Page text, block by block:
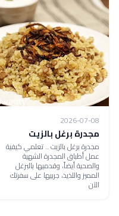
2026-07-08
مجدرة برغل بالزيت
مجدرة برغل بالزيت .. تعلمي كيفية
عمل أطباق المجدرة الشهية
والصحية أيضاً، وقدميها بالبرغل
المميز واللذيذ، جربيها على سفرتك
الآن